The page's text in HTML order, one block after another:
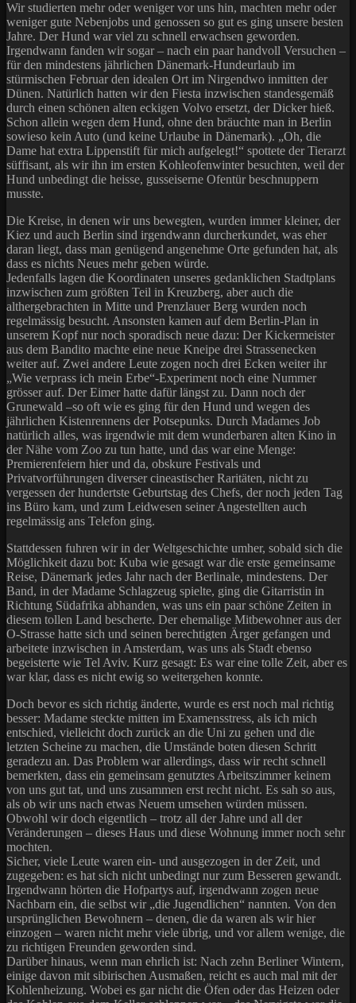
Wir studierten mehr oder weniger vor uns hin, machten mehr oder
weniger gute Nebenjobs und genossen so gut es ging unsere besten
Jahre. Der Hund war viel zu schnell erwachsen geworden.
Irgendwann fanden wir sogar – nach ein paar handvoll Versuchen –
für den mindestens jährlichen Dänemark-Hundeurlaub im
stürmischen Februar den idealen Ort im Nirgendwo inmitten der
Dünen. Natürlich hatten wir den Fiesta inzwischen standesgemäß
durch einen schönen alten eckigen Volvo ersetzt, der Dicker hieß.
Schon allein wegen dem Hund, ohne den bräuchte man in Berlin
sowieso kein Auto (und keine Urlaube in Dänemark). „Oh, die
Dame hat extra Lippenstift für mich aufgelegt!“ spottete der Tierarzt
süffisant, als wir ihn im ersten Kohleofenwinter besuchten, weil der
Hund unbedingt die heisse, gusseiserne Ofentür beschnuppern
musste.
Die Kreise, in denen wir uns bewegten, wurden immer kleiner, der
Kiez und auch Berlin sind irgendwann durcherkundet, was eher
daran liegt, dass man genügend angenehme Orte gefunden hat, als
dass es nichts Neues mehr geben würde.
Jedenfalls lagen die Koordinaten unseres gedanklichen Stadtplans
inzwischen zum größten Teil in Kreuzberg, aber auch die
althergebrachten in Mitte und Prenzlauer Berg wurden noch
regelmässig besucht. Ansonsten kamen auf dem Berlin-Plan in
unserem Kopf nur noch sporadisch neue dazu: Der Kickermeister
aus dem Bandito machte eine neue Kneipe drei Strassenecken
weiter auf. Zwei andere Leute zogen noch drei Ecken weiter ihr
„Wie verprass ich mein Erbe“-Experiment noch eine Nummer
grösser auf. Der Eimer hatte dafür längst zu. Dann noch der
Grunewald –so oft wie es ging für den Hund und wegen des
jährlichen Kistenrennens der Potsepunks. Durch Madames Job
natürlich alles, was irgendwie mit dem wunderbaren alten Kino in
der Nähe vom Zoo zu tun hatte, und das war eine Menge:
Premierenfeiern hier und da, obskure Festivals und
Privatvorführungen diverser cineastischer Raritäten, nicht zu
vergessen der hundertste Geburtstag des Chefs, der noch jeden Tag
ins Büro kam, und zum Leidwesen seiner Angestellten auch
regelmässig ans Telefon ging.
Stattdessen fuhren wir in der Weltgeschichte umher, sobald sich die
Möglichkeit dazu bot: Kuba wie gesagt war die erste gemeinsame
Reise, Dänemark jedes Jahr nach der Berlinale, mindestens. Der
Band, in der Madame Schlagzeug spielte, ging die Gitarristin in
Richtung Südafrika abhanden, was uns ein paar schöne Zeiten in
diesem tollen Land bescherte. Der ehemalige Mitbewohner aus der
O-Strasse hatte sich und seinen berechtigten Ärger gefangen und
arbeitete inzwischen in Amsterdam, was uns als Stadt ebenso
begeisterte wie Tel Aviv. Kurz gesagt: Es war eine tolle Zeit, aber es
war klar, dass es nicht ewig so weitergehen konnte.
Doch bevor es sich richtig änderte, wurde es erst noch mal richtig
besser: Madame steckte mitten im Examensstress, als ich mich
entschied, vielleicht doch zurück an die Uni zu gehen und die
letzten Scheine zu machen, die Umstände boten diesen Schritt
geradezu an. Das Problem war allerdings, dass wir recht schnell
bemerkten, dass ein gemeinsam genutztes Arbeitszimmer keinem
von uns gut tat, und uns zusammen erst recht nicht. Es sah so aus,
als ob wir uns nach etwas Neuem umsehen würden müssen.
Obwohl wir doch eigentlich – trotz all der Jahre und all der
Veränderungen – dieses Haus und diese Wohnung immer noch sehr
mochten.
Sicher, viele Leute waren ein- und ausgezogen in der Zeit, und
zugegeben: es hat sich nicht unbedingt nur zum Besseren gewandt.
Irgendwann hörten die Hofpartys auf, irgendwann zogen neue
Nachbarn ein, die selbst wir „die Jugendlichen“ nannten. Von den
ursprünglichen Bewohnern – denen, die da waren als wir hier
einzogen – waren nicht mehr viele übrig, und vor allem wenige, die
zu richtigen Freunden geworden sind.
Darüber hinaus, wenn man ehrlich ist: Nach zehn Berliner Wintern,
einige davon mit sibirischen Ausmaßen, reicht es auch mal mit der
Kohlenheizung. Wobei es gar nicht die Öfen oder das Heizen oder